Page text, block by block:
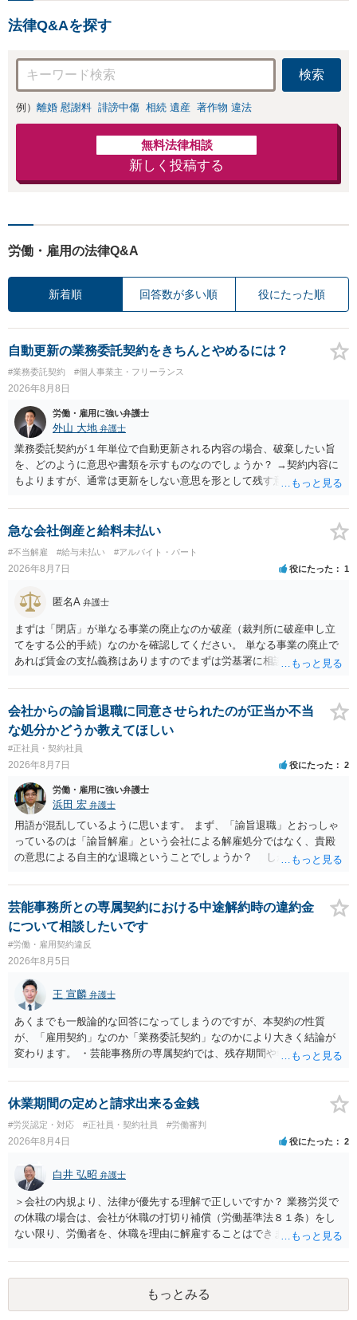
法律Q&Aを探す
検索
例） 離婚 慰謝料 誹謗中傷 相続 遺産 著作物 違法
無料法律相談
新しく投稿する
労働・雇用の法律Q&A
新着順 回答数が多い順 役にたった順
自動更新の業務委託契約をきちんとやめるには？
#業務委託契約 #個人事業主・フリーランス
2026年8月8日
労働・雇用に強い弁護士
外山 大地 弁護士
業務委託契約が１年単位で自動更新される内容の場合、破棄したい旨
を、どのように意思や書類を示すものなのでしょうか？ →契約内容に
もよりますが、通常は更新をしない意思を形として残す意味で、書面
の確保の他に何か企業側にメリットがあるのでしょうか？ →企業側の
メリットは分かりかねますが、ご質問者様が業務を受託する側のお立
場であれば、自動更新で契約が延長されると、企業側は報酬を支払う
義務を負うことになるので（ご質問者様も業務を提供する義務を負
う）、放置をすることは望ましい状態ではないと思料いたします。
急な会社倒産と給料未払い
#不当解雇 #給与未払い #アルバイト・パート
2026年8月7日 役にたった 1
匿名A 弁護士
まずは「閉店」が単なる事業の廃止なのか破産（裁判所に破産申し立
てをする公的手続）なのかを確認してください。 単なる事業の廃止で
あれば賃金の支払義務はありますのでまずは労基署に相談してくださ
しいかもしれませんが）賃金などの労働債権は他の債務より優先して
支払われます。ただし支払までにかなり時間がかかるでしょう。 さら
に、「独立行政法人労働者健康安全機構 」という公的機関が未払賃金
の立替事業を行っています。詳しくは、同機構の＜未払賃金立替払相
談コーナー＞ TEL 044-431-8663 相談時間：土日祝日を除く9:15～1
7:00 に相談してみてください。同じように未払となった他の従業員の
方がいれば一緒に相談してみるといいでしょう。
会社からの諭旨退職に同意させられたのが正当か不当
な処分かどうか教えてほしい
#正社員・契約社員
2026年8月7日 役にたった 2
労働・雇用に強い弁護士
浜田 宏 弁護士
用語が混乱しているように思います。 まず、「諭旨退職」とおっしゃ
っているのは「諭旨解雇」という会社による解雇処分ではなく、貴殿
の意思による自主的な退職ということでしょうか？ しかし、記載さ
す。 その場合、解雇には客観的で合理的な理由が必要であり、かつ
解雇という処分が社会通念上相当と認められない限り、解雇は無効で
す。 結局、貴殿のネット炎上の内容や原因、勤務先に与えた影響な
どを具体的に検討しなければ、何とも申し上げることができません。
また、育児休業法関係の問題もあるかもしれません。 ある程度労働
法に関する専門的な知識が必要な事案ですので、一度、お近くの弁護
士にご相談下さい。
芸能事務所との専属契約における中途解約時の違約金
について相談したいです
#労働・雇用契約違反
2026年8月5日
王 宣麟 弁護士
あくまでも一般論的な回答になってしまうのですが、本契約の性質
が、「雇用契約」なのか「業務委託契約」なのかにより大きく結論が
変わります。 ・芸能事務所の専属契約では、残存期間や報酬額、投下
務上よくあるからといって当然に適法という意味ではなく、実際の損
害との対応関係や合理性が重要です。 ・違約金に上限がなくても、常
に有効になるわけではありません。契約が労働契約に近い実態なら労
基法16条で無効となる余地があり、そうでなくても、金額が事務所の
損害と比べて過大なら無効や減額が争点になります。 ・契約前の修正
交渉は一般的です。 交渉の方向としては、上限額を設ける、実損害ベ
ースにする、算定根拠を明確化する、違約金ではなく「合理的な実
費・未回収費用のみ」に限定する、などが典型です。 ・弁護士に契約
前に契約書の内容をレビューしてもらう価値は十分にあると思われま
す。 争点は、契約類型が雇用か業務委託か、実態として労働者性があ
るか、解除事由が双方にどう定められているか、違約金の算定根拠が
合理的か、という複数論点に分かれます。契約前なら、交渉のパワー
バランスの問題もありますが、修正余地があるうえ、後から争うより
コストを抑えやすいので、資料等を持参の上弁護士に確認されること
をお勧めします。 ・事務所側の解除でも、解除理由によってはタレン
休業期間の定めと請求出来る金銭
#労災認定・対応 #正社員・契約社員 #労働審判
2026年8月4日 役にたった 2
白井 弘昭 弁護士
＞会社の内規より、法律が優先する理解で正しいですか？ 業務労災で
の休職の場合は、会社が休職の打切り補償（労働基準法８１条）をし
ない限り、労働者を、休職を理由に解雇することはできません（労働
期間満了による退職は、業務労災への適用はありませんので、ご安心
ください。 仮に会社が打切り補償をせずに解雇した場合は、不当解雇
に当たります。 ＞労災の休業補償と、所得補償保険の保険金とは別
に、受け取れる金銭はありますでしょうか？ 業務労災の場合は、会社
もっとみる